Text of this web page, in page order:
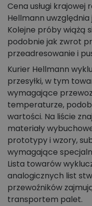
Cena usługi krajowej
Hellmann
Kolejne próby wiążą
podobnie jak zwrot
przeadresowanie i
Kurier Hellmann
przesyłki, w tym
wymagające
temperaturze,
wartości. Na liście
materiały
prototypy i wzory,
wymagające
Lista towarów
analogicznych list
przewoźników
transportem palet.